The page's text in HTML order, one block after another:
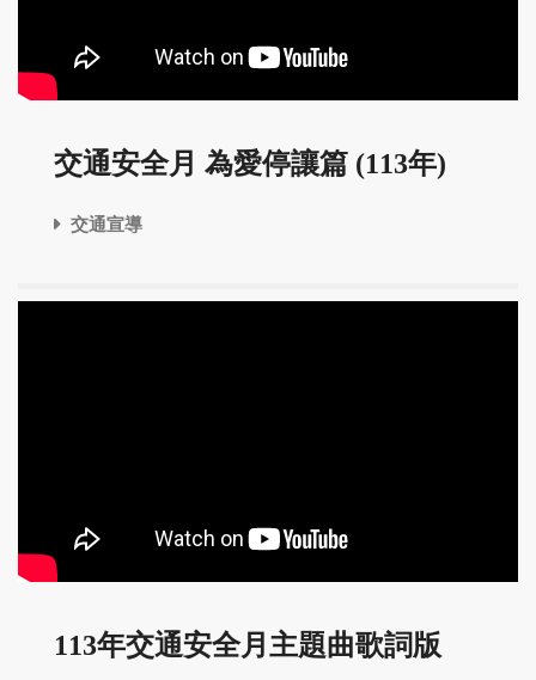
交通安全月 為愛停讓篇 (113年)
交通宣導
113年交通安全月主題曲歌詞版